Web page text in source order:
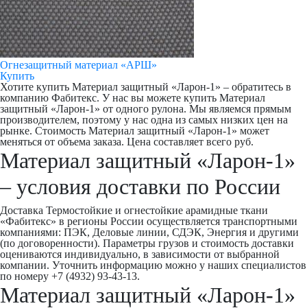
Огнезащитный материал «АРШ»
Купить
Хотите купить Материал защитный «Ларон-1» – обратитесь в
компанию Фабитекс. У нас вы можете купить Материал
защитный «Ларон-1» от одного рулона. Мы являемся прямым
производителем, поэтому у нас одна из самых низких цен на
рынке. Стоимость Материал защитный «Ларон-1» может
меняться от объема заказа. Цена составляет всего руб.
Материал защитный «Ларон-1»
– условия доставки по России
Доставка Термостойкие и огнестойкие арамидные ткани
«Фабитекс» в регионы России осуществляется транспортными
компаниями: ПЭК, Деловые линии, СДЭК, Энергия и другими
(по договоренности). Параметры грузов и стоимость доставки
оцениваются индивидуально, в зависимости от выбранной
компании. Уточнить информацию можно у наших специалистов
по номеру +7 (4932) 93-43-13.
Материал защитный «Ларон-1»